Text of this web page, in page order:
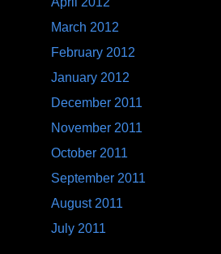
March 2012
February 2012
January 2012
December 2011
November 2011
October 2011
September 2011
August 2011
July 2011